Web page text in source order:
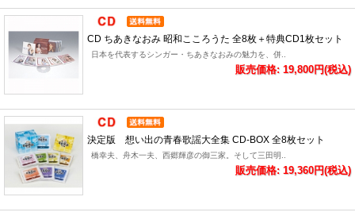
CD ちあきなおみ 昭和こころうた 全8枚＋特典CD1枚セット
日本を代表するシンガー・ちあきなおみの魅力を、併..
販売価格: 19,800円(税込)
決定版 想い出の青春歌謡大全集 CD-BOX 全8枚セット
橋幸夫、舟木一夫、西郷輝彦の御三家。そして三田明..
販売価格: 19,360円(税込)